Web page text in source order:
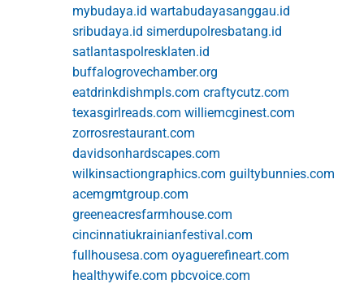
mybudaya.id wartabudayasanggau.id
sribudaya.id simerdupolresbatang.id
satlantaspolresklaten.id
buffalogrovechamber.org
eatdrinkdishmpls.com craftycutz.com
texasgirlreads.com williemcginest.com
zorrosrestaurant.com
davidsonhardscapes.com
wilkinsactiongraphics.com guiltybunnies.com
acemgmtgroup.com
greeneacresfarmhouse.com
cincinnatiukrainianfestival.com
fullhousesa.com oyaguerefineart.com
healthywife.com pbcvoice.com